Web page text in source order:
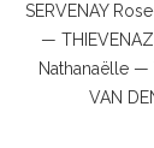
SERVENAY
—
Nathanaëlle —
VAN